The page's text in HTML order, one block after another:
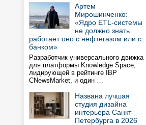
Артем
Мирошинченко:
«Ядро ETL-системы
не должно знать
работает оно с нефтегазом или с
банком»
Разработчик универсального движка
для платформы Knowledge Space,
лидирующей в рейтинге IBP
CNewsMarket, и один …
Названа лучшая
студия дизайна
интерьера Санкт-
Петербурга в 2026